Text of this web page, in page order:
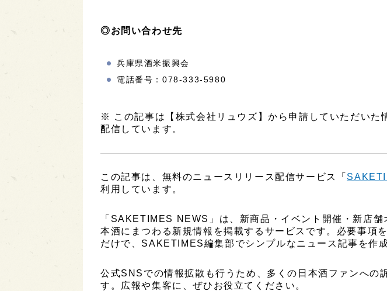
◎お問い合わせ先
兵庫県酒米振興会
電話番号：078-333-5980
※ この記事は【株式会社リュウズ】から申請していただいた
配信しています。
この記事は、無料のニュースリリース配信サービス「
利用しています。
「SAKETIMES NEWS」は、新商品・イベント開催・新店舗
本酒にまつわる新規情報を掲載するサービスです。必要事項
だけで、SAKETIMES編集部でシンプルなニュース記事を作成
公式SNSでの情報拡散も行うため、多くの日本酒ファンへの
す。広報や集客に、ぜひお役立てください。